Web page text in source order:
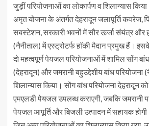
जुड़ीं परियोजनाओं का लोकार्पण व शिलान्यास
अमृत योजना के अंतर्गत देहरादून जलापूर्ति कवरेज,
सबस्टेशन, सरकारी भवनों में सौर ऊर्जा संयंत्र और
(नैनीताल) में एस्ट्रोटर्फ हॉकी मैदान प्रमुख हैं।
दो महत्वपूर्ण पेयजल परियोजनाओं में शामिल सोंग
(देहरादून) और जमरानी बहुउद्देशीय बांध परियोजना
शिलान्यास किया। सोंग बांध परियोजना देहरादून
एमएलडी पेयजल उपलब्ध कराएगी, जबकि जमरानी
पेयजल आपूर्ति और बिजली उत्पादन में सहायक